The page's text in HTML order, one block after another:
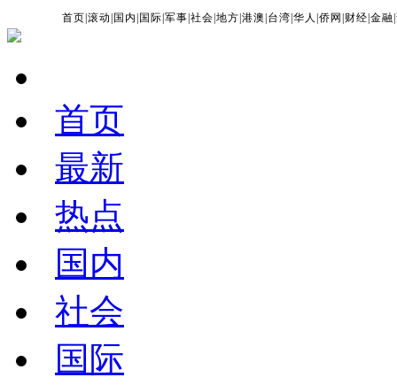
首页 |滚动 国内 国际 |军事 |社会 |地方 |港澳 台湾 |华人 |侨网 财经 |金融 |
首页
最新
热点
国内
社会
国际